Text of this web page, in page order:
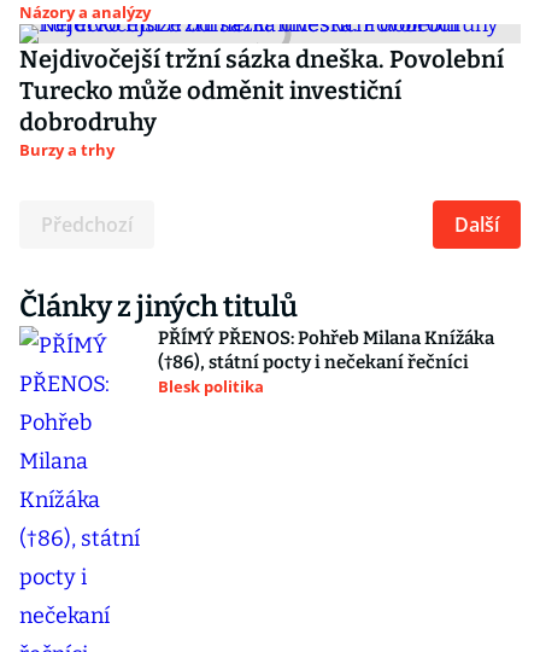
Názory a analýzy
Nejdivočejší tržní sázka dneška. Povolební
Turecko může odměnit investiční
dobrodruhy
Burzy a trhy
Předchozí Další
Články z jiných titulů
PŘÍMÝ PŘENOS: Pohřeb Milana Knížáka
(†86), státní pocty i nečekaní řečníci
Blesk politika